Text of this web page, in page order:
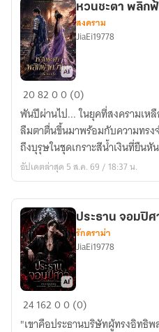
หวน
ชะตา
พลิก
ฟ้า
คว้า
ใจ
หวนชะตา พลิกฟ้
สงคราม
JiaEi19778
208200 (0)
พันปีผ่านไป... ในยุคที่สงครามเห
ลืมตาตื่นขึ้นมาพร้อมกับความทรง
ถึงบุรุษในชุดเกราะสีน้ำเงินที่ยืน
อัปเดตล่าสุด 5 ส.ค. 69 / 18:37 น.
ประธาน
จอม
ประธาน จอมปิศ
รักดราม่า
JiaEi19778
2416200 (0)
"เขาคือประธานบริษัทผู้ทรงอิทธิ